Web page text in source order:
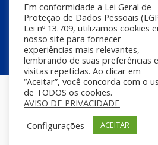
Todos os direitos
Em conformidade a Lei Geral de
Proteção de Dados Pessoais
Lei nº 13.709, utilizamos cookies
nosso site para fornecer
experiências mais relevantes,
lembrando de suas preferências e
visitas repetidas. Ao clicar em
“Aceitar”, você concorda com o
de TODOS os cookies.
AVISO DE PRIVACIDADE
Configurações
ACEITAR